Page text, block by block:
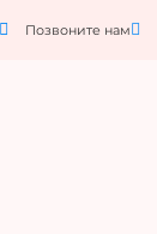
Позвоните нам